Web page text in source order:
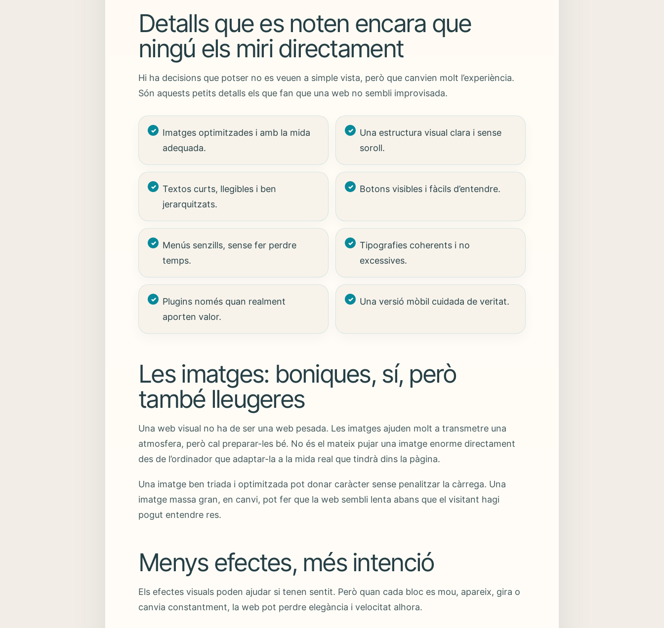
Detalls que es noten encara que
ningú els miri directament
Hi ha decisions que potser no es veuen a simple vista, però que canvien molt l’experiència.
Són aquests petits detalls els que fan que una web no sembli improvisada.
Imatges optimitzades i amb la mida
adequada.
Una estructura visual clara i sense
soroll.
Textos curts, llegibles i ben
jerarquitzats.
Botons visibles i fàcils d’entendre.
Menús senzills, sense fer perdre
temps.
Tipografies coherents i no
excessives.
Plugins només quan realment
aporten valor.
Una versió mòbil cuidada de veritat.
Les imatges: boniques, sí, però
també lleugeres
Una web visual no ha de ser una web pesada. Les imatges ajuden molt a transmetre una
atmosfera, però cal preparar-les bé. No és el mateix pujar una imatge enorme directament
des de l’ordinador que adaptar-la a la mida real que tindrà dins la pàgina.
Una imatge ben triada i optimitzada pot donar caràcter sense penalitzar la càrrega. Una
imatge massa gran, en canvi, pot fer que la web sembli lenta abans que el visitant hagi
pogut entendre res.
Menys efectes, més intenció
Els efectes visuals poden ajudar si tenen sentit. Però quan cada bloc es mou, apareix, gira o
canvia constantment, la web pot perdre elegància i velocitat alhora.